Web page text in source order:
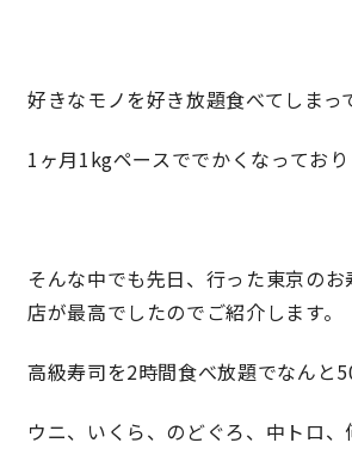
身体に優しい自然素材の家
好きなモノを好き放題食べてしまっ
1ヶ月1kgペースででかくなっており
そんな中でも先日、行った東京の
店が最高でしたのでご紹介します。
高級寿司を2時間食べ放題でなんと
ウニ、いくら、のどぐろ、中トロ